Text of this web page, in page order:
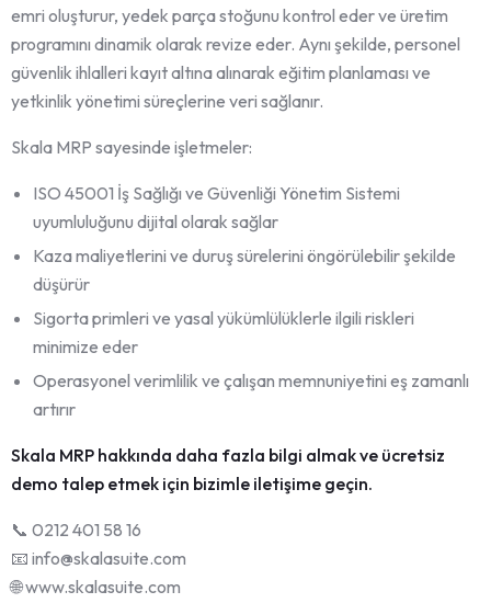
emri oluşturur, yedek parça stoğunu kontrol eder ve üretim
programını dinamik olarak revize eder. Aynı şekilde, personel
güvenlik ihlalleri kayıt altına alınarak eğitim planlaması ve
yetkinlik yönetimi süreçlerine veri sağlanır.
Skala MRP sayesinde işletmeler:
ISO 45001 İş Sağlığı ve Güvenliği Yönetim Sistemi
uyumluluğunu dijital olarak sağlar
Kaza maliyetlerini ve duruş sürelerini öngörülebilir şekilde
düşürür
Sigorta primleri ve yasal yükümlülüklerle ilgili riskleri
minimize eder
Operasyonel verimlilik ve çalışan memnuniyetini eş zamanlı
artırır
Skala MRP hakkında daha fazla bilgi almak ve ücretsiz
demo talep etmek için bizimle iletişime geçin.
📞 0212 401 58 16
📧 info@skalasuite.com
🌐 www.skalasuite.com